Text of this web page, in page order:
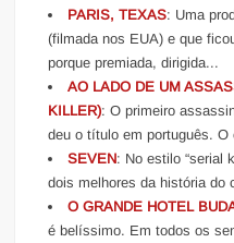
PARIS, TEXAS: Uma
(filmada nos EUA) e que
porque premiada, dirigida...
AO LADO DE UM
KILLER): O primeiro
deu o título em português. O
SEVEN: No estilo “serial
dois melhores da história do
O GRANDE HOTEL
é belíssimo. Em todos os